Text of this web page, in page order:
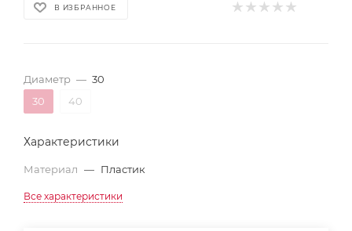
В ИЗБРАННОЕ
Диаметр — 30
30
40
Характеристики
Материал — Пластик
Все характеристики